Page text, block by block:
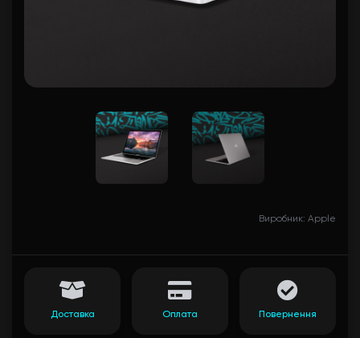
Виробник: Apple
Доставка Оплата Повернення